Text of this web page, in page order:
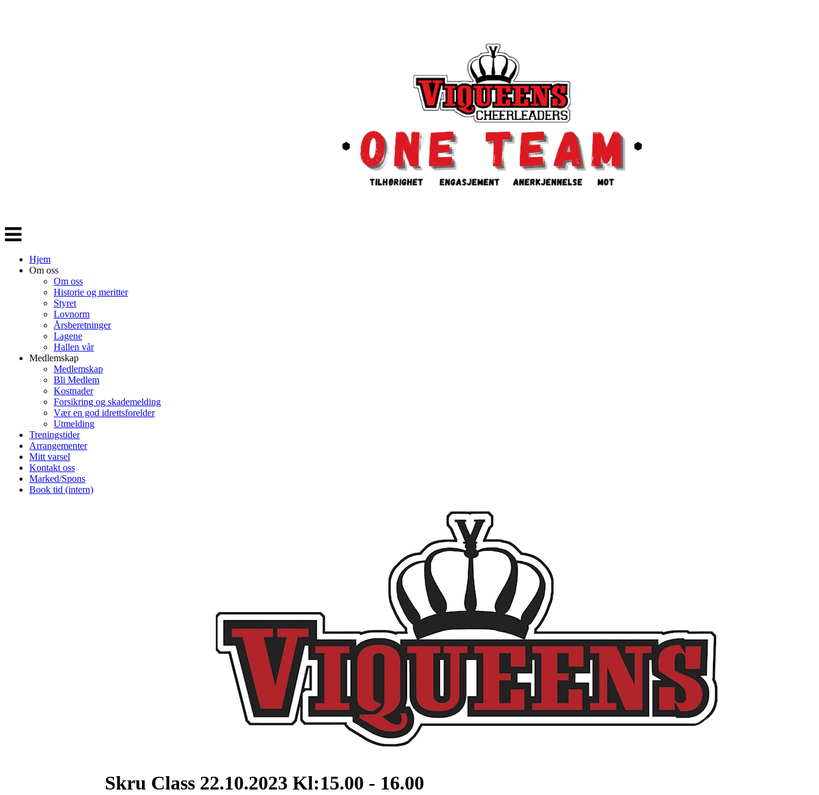
Veksle
navigasjon
Hjem
Om oss
Om oss
Historie og meritter
Styret
Lovnorm
Årsberetninger
Lagene
Hallen vår
Medlemskap
Medlemskap
Bli Medlem
Kostnader
Forsikring og skademelding
Vær en god idrettsforelder
Utmelding
Treningstider
Arrangementer
Mitt varsel
Kontakt oss
Marked/Spons
Book tid (intern)
Skru Class 22.10.2023 Kl:15.00 - 16.00